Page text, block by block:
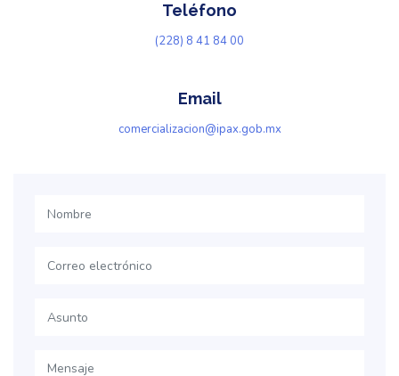
Teléfono
(228) 8 41 84 00
Email
comercializacion@ipax.gob.mx